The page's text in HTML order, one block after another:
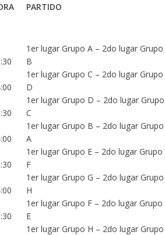
PARTIDO
1er lugar Grupo A – 2do lugar Grupo
B
1er lugar Grupo C – 2do lugar Grupo
D
1er lugar Grupo D – 2do lugar Grupo
C
1er lugar Grupo B – 2do lugar Grupo
A
1er lugar Grupo E – 2do lugar Grupo
F
1er lugar Grupo G – 2do lugar Grupo
H
1er lugar Grupo F – 2do lugar Grupo
E
1er lugar Grupo H – 2do lugar Grupo